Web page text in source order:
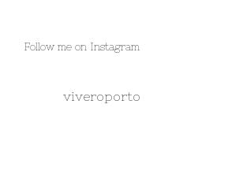
Follow me on Instagram
viveroporto